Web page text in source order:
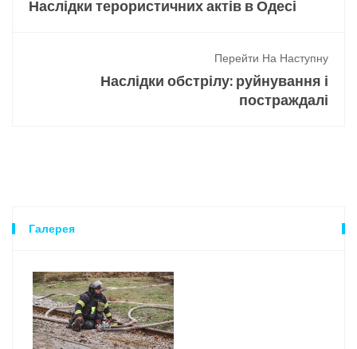
Наслідки терористичних актів в Одесі
Перейти На Наступну
Наслідки обстрілу: руйнування і
постраждалі
Галерея